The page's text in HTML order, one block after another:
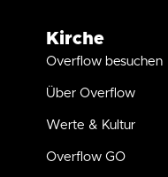
Kirche
Overflow besuchen
Über Overflow
Werte & Kultur
Overflow GO